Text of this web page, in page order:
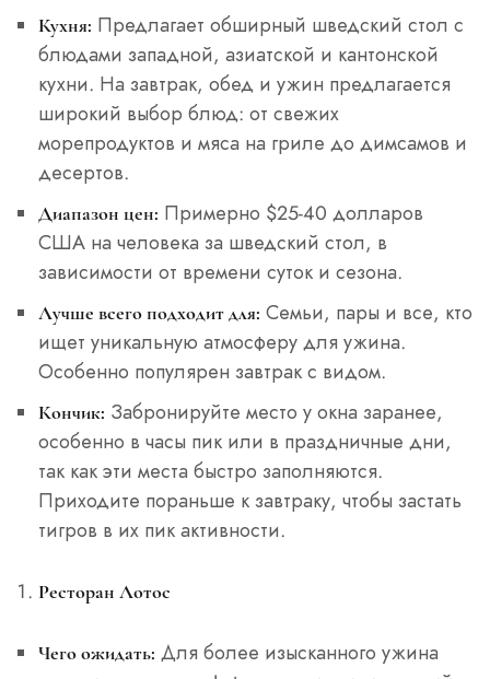
Кухня: Предлагает обширный шведский стол с
блюдами западной, азиатской и кантонской
кухни. На завтрак, обед и ужин предлагается
широкий выбор блюд: от свежих
морепродуктов и мяса на гриле до димсамов и
десертов.
Диапазон цен: Примерно $25-40 долларов
США на человека за шведский стол, в
зависимости от времени суток и сезона.
Лучше всего подходит для: Семьи, пары и все, кто
ищет уникальную атмосферу для ужина.
Особенно популярен завтрак с видом.
Кончик: Забронируйте место у окна заранее,
особенно в часы пик или в праздничные дни,
так как эти места быстро заполняются.
Приходите пораньше к завтраку, чтобы застать
тигров в их пик активности.
Ресторан Лотос
Чего ожидать: Для более изысканного ужина